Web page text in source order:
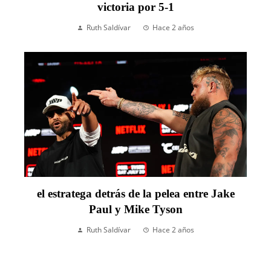
victoria por 5-1
Ruth Saldívar Hace 2 años
el estratega detrás de la pelea entre Jake
Paul y Mike Tyson
Ruth Saldívar Hace 2 años